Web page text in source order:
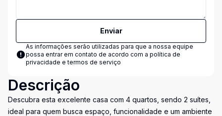
Enviar
As informações serão utilizadas para que a nossa equipe
possa entrar em contato de acordo com a política de
privacidade e termos de serviço
Descrição
Descubra esta excelente casa com 4 quartos, sendo 2 suítes,
ideal para quem busca espaço, funcionalidade e um ambiente